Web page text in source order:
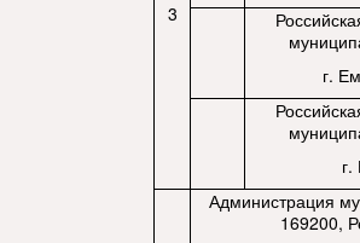
3
г.
Администрация
169200,